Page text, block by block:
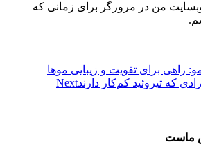
وبسایت من در مرورگر برای زمانی که
راهی برای تقویت و زیبایی موها
که تیروئید کم‌کار دارندNext
ماست